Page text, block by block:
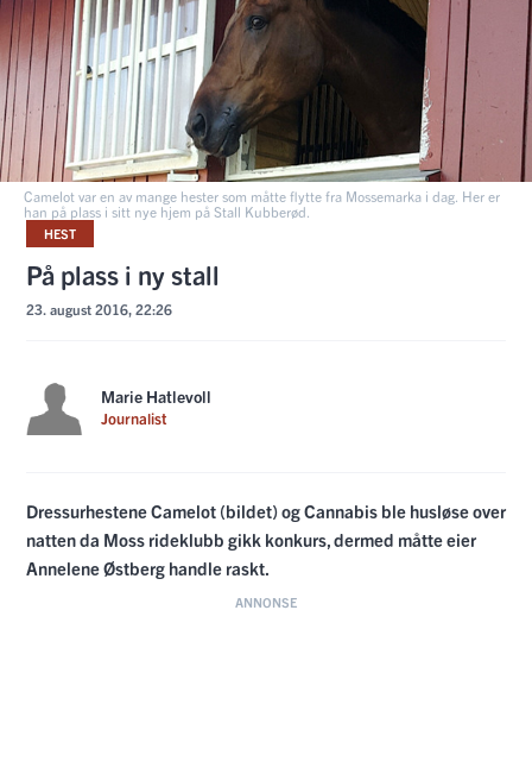
Camelot var en av mange hester som måtte flytte fra Mossemarka i dag. Her er
han på plass i sitt nye hjem på Stall Kubberød.
HEST
På plass i ny stall
23. august 2016, 22:26
Marie Hatlevoll
Journalist
Dressurhestene Camelot (bildet) og Cannabis ble husløse over
natten da Moss rideklubb gikk konkurs, dermed måtte eier
Annelene Østberg handle raskt.